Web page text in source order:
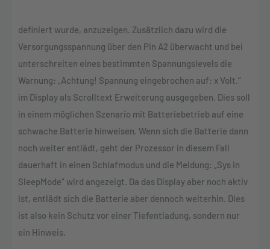
definiert wurde, anzuzeigen. Zusätzlich dazu wird die
Versorgungsspannung über den Pin A2 überwacht und bei
unterschreiten eines bestimmten Spannungslevels die
Warnung: „Achtung! Spannung eingebrochen auf: x Volt.“
im Display als Scrolltext Erweiterung ausgegeben. Dies soll
in einem möglichen Szenario mit Batteriebetrieb auf eine
schwache Batterie hinweisen. Wenn sich die Batterie dann
noch weiter entlädt, geht der Prozessor in diesem Fall
dauerhaft in einen Schlafmodus und die Meldung: „Sys in
SleepMode“ wird angezeigt. Da das Display aber noch aktiv
ist, entlädt sich die Batterie aber dennoch weiterhin. Dies
ist also kein Schutz vor einer Tiefentladung, sondern nur
ein Hinweis.